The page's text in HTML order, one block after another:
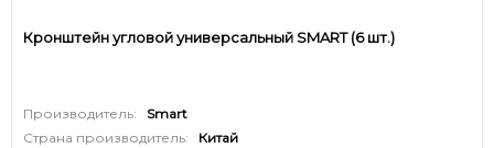
Кронштейн угловой универсальный SMART (6 шт.)
Производитель:
Smart
Страна производитель:
Китай